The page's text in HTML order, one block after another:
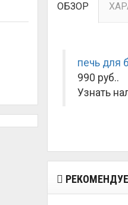
ОБЗОР
печь для
990 руб..
Узнать